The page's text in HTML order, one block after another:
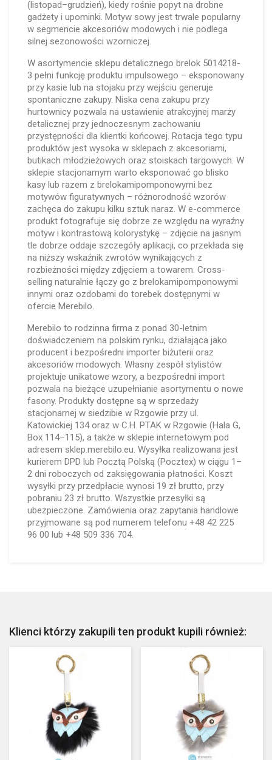
(listopad–grudzień), kiedy rośnie popyt na drobne
gadżety i upominki. Motyw sowy jest trwale popularny
w segmencie akcesoriów modowych i nie podlega
silnej sezonowości wzorniczej.
W asortymencie sklepu detalicznego brelok 5014218-
3 pełni funkcję produktu impulsowego – eksponowany
przy kasie lub na stojaku przy wejściu generuje
spontaniczne zakupy. Niska cena zakupu przy
hurtownicy pozwala na ustawienie atrakcyjnej marży
detalicznej przy jednoczesnym zachowaniu
przystępności dla klientki końcowej. Rotacja tego typu
produktów jest wysoka w sklepach z akcesoriami,
butikach młodzieżowych oraz stoiskach targowych. W
sklepie stacjonarnym warto eksponować go blisko
kasy lub razem z brelokamipomponowymi bez
motywów figuratywnych – różnorodność wzorów
zachęca do zakupu kilku sztuk naraz. W e-commerce
produkt fotografuje się dobrze ze względu na wyraźny
motyw i kontrastową kolorystykę – zdjęcie na jasnym
tle dobrze oddaje szczegóły aplikacji, co przekłada się
na niższy wskaźnik zwrotów wynikających z
rozbieżności między zdjęciem a towarem. Cross-
selling naturalnie łączy go z brelokamipomponowymi
innymi oraz ozdobami do torebek dostępnymi w
ofercie Merebilo.
Merebilo to rodzinna firma z ponad 30-letnim
doświadczeniem na polskim rynku, działająca jako
producent i bezpośredni importer biżuterii oraz
akcesoriów modowych. Własny zespół stylistów
projektuje unikatowe wzory, a bezpośredni import
pozwala na bieżące uzupełnianie asortymentu o nowe
fasony. Produkty dostępne są w sprzedaży
stacjonarnej w siedzibie w Rzgowie przy ul.
Katowickiej 134 oraz w C.H. PTAK w Rzgowie (Hala G,
Box 114–115), a także w sklepie internetowym pod
adresem sklep.merebilo.eu. Wysyłka realizowana jest
kurierem DPD lub Pocztą Polską (Pocztex) w ciągu 1–
2 dni roboczych od zaksięgowania płatności. Koszt
wysyłki przy przedpłacie wynosi 19 zł brutto, przy
pobraniu 23 zł brutto. Wszystkie przesyłki są
ubezpieczone. Zamówienia oraz zapytania handlowe
przyjmowane są pod numerem telefonu +48 42 225
96 00 lub +48 509 336 704.
Klienci którzy zakupili ten produkt kupili również: